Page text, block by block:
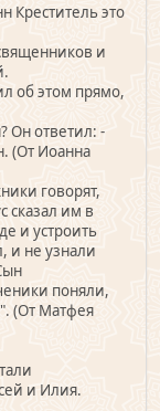
Креститель это
и
об этом прямо,
Он ответил: -
(От Иоанна
говорят,
сказал им в
и устроить
и не узнали
поняли,
(От Матфея
и Илия.